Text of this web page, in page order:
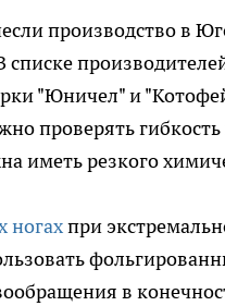
производство в
списке
"Юничел" и
проверять
иметь резкого
ногахпри
в